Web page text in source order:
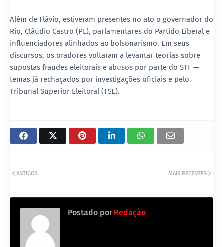
Além de Flávio, estiveram presentes no ato o governador do
Rio, Cláudio Castro (PL), parlamentares do Partido Liberal e
influenciadores alinhados ao bolsonarismo. Em seus
discursos, os oradores voltaram a levantar teorias sobre
supostas fraudes eleitorais e abusos por parte do STF —
temas já rechaçados por investigações oficiais e pelo
Tribunal Superior Eleitoral (TSE).
MAIS RECENTES
ANTIGOS
Postado por Redação